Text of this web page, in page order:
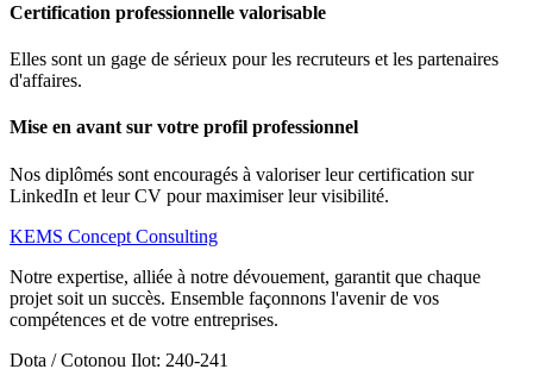
Certification professionnelle valorisable
Elles sont un gage de sérieux pour les recruteurs et les partenaires
d'affaires.
Mise en avant sur votre profil professionnel
Nos diplômés sont encouragés à valoriser leur certification sur
LinkedIn et leur CV pour maximiser leur visibilité.
KEMS Concept Consulting
Notre expertise, alliée à notre dévouement, garantit que chaque
projet soit un succès. Ensemble façonnons l'avenir de vos
compétences et de votre entreprises.
Dota / Cotonou Ilot: 240-241